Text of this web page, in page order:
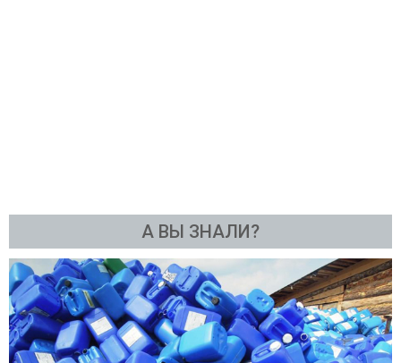
А ВЫ ЗНАЛИ?